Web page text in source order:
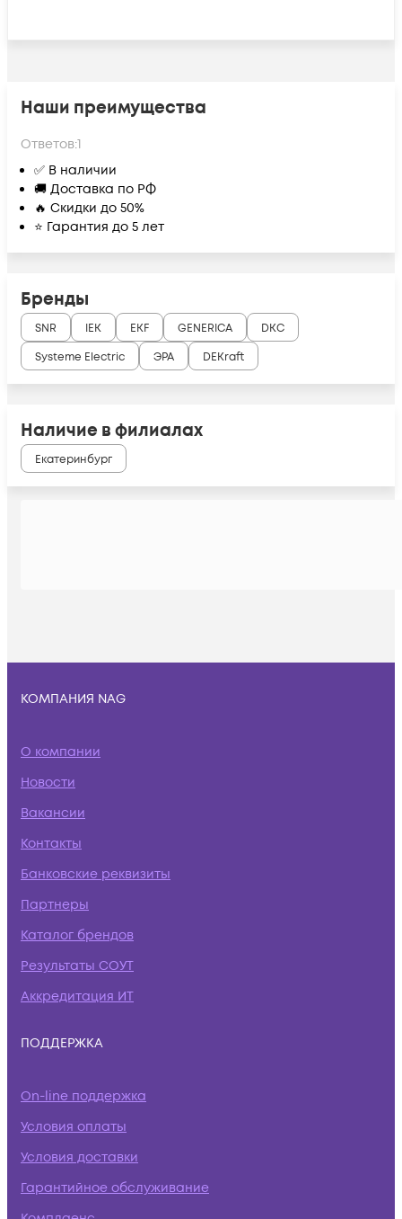
Наши преимущества
Ответов:1
✅ В наличии
🚚 Доставка по РФ
🔥 Скидки до 50%
⭐ Гарантия до 5 лет
Бренды
SNR IEK EKF GENERICA
DKC
Systeme Electric
ЭРА DEKraft
Наличие в филиалах
Екатеринбург
КОМПАНИЯ NAG
О компании
Новости
Вакансии
Контакты
Банковские реквизиты
Партнеры
Каталог брендов
Результаты СОУТ
Аккредитация ИТ
ПОДДЕРЖКА
On-line поддержка
Условия оплаты
Условия доставки
Гарантийное обслуживание